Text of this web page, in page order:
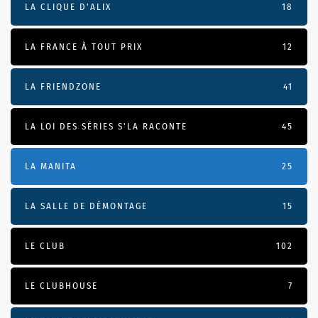
LA CLIQUE D'ALIX 18
LA FRANCE À TOUT PRIX 12
LA FRIENDZONE 41
LA LOI DES SÉRIES S'LA RACONTE 45
LA MANITA 25
LA SALLE DE DÉMONTAGE 15
LE CLUB 102
LE CLUBHOUSE 7